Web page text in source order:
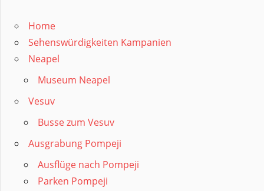
Home
Sehenswürdigkeiten Kampanien
Neapel
Museum Neapel
Vesuv
Busse zum Vesuv
Ausgrabung Pompeji
Ausflüge nach Pompeji
Parken Pompeji